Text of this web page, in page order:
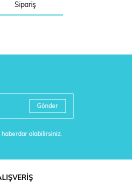
Sipariş
Gönder
haberdar olabilirsiniz.